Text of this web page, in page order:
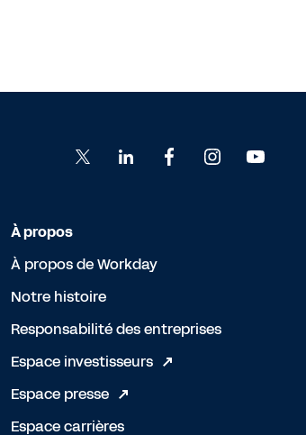
À propos
À propos de Workday
Notre histoire
Responsabilité des entreprises
Espace investisseurs
Espace presse
Espace carrières